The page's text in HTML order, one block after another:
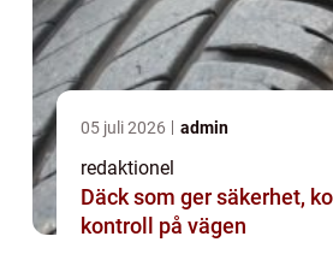
05 juli 2026 admin
redaktionel
Däck som ger säkerhet,
kontroll på vägen